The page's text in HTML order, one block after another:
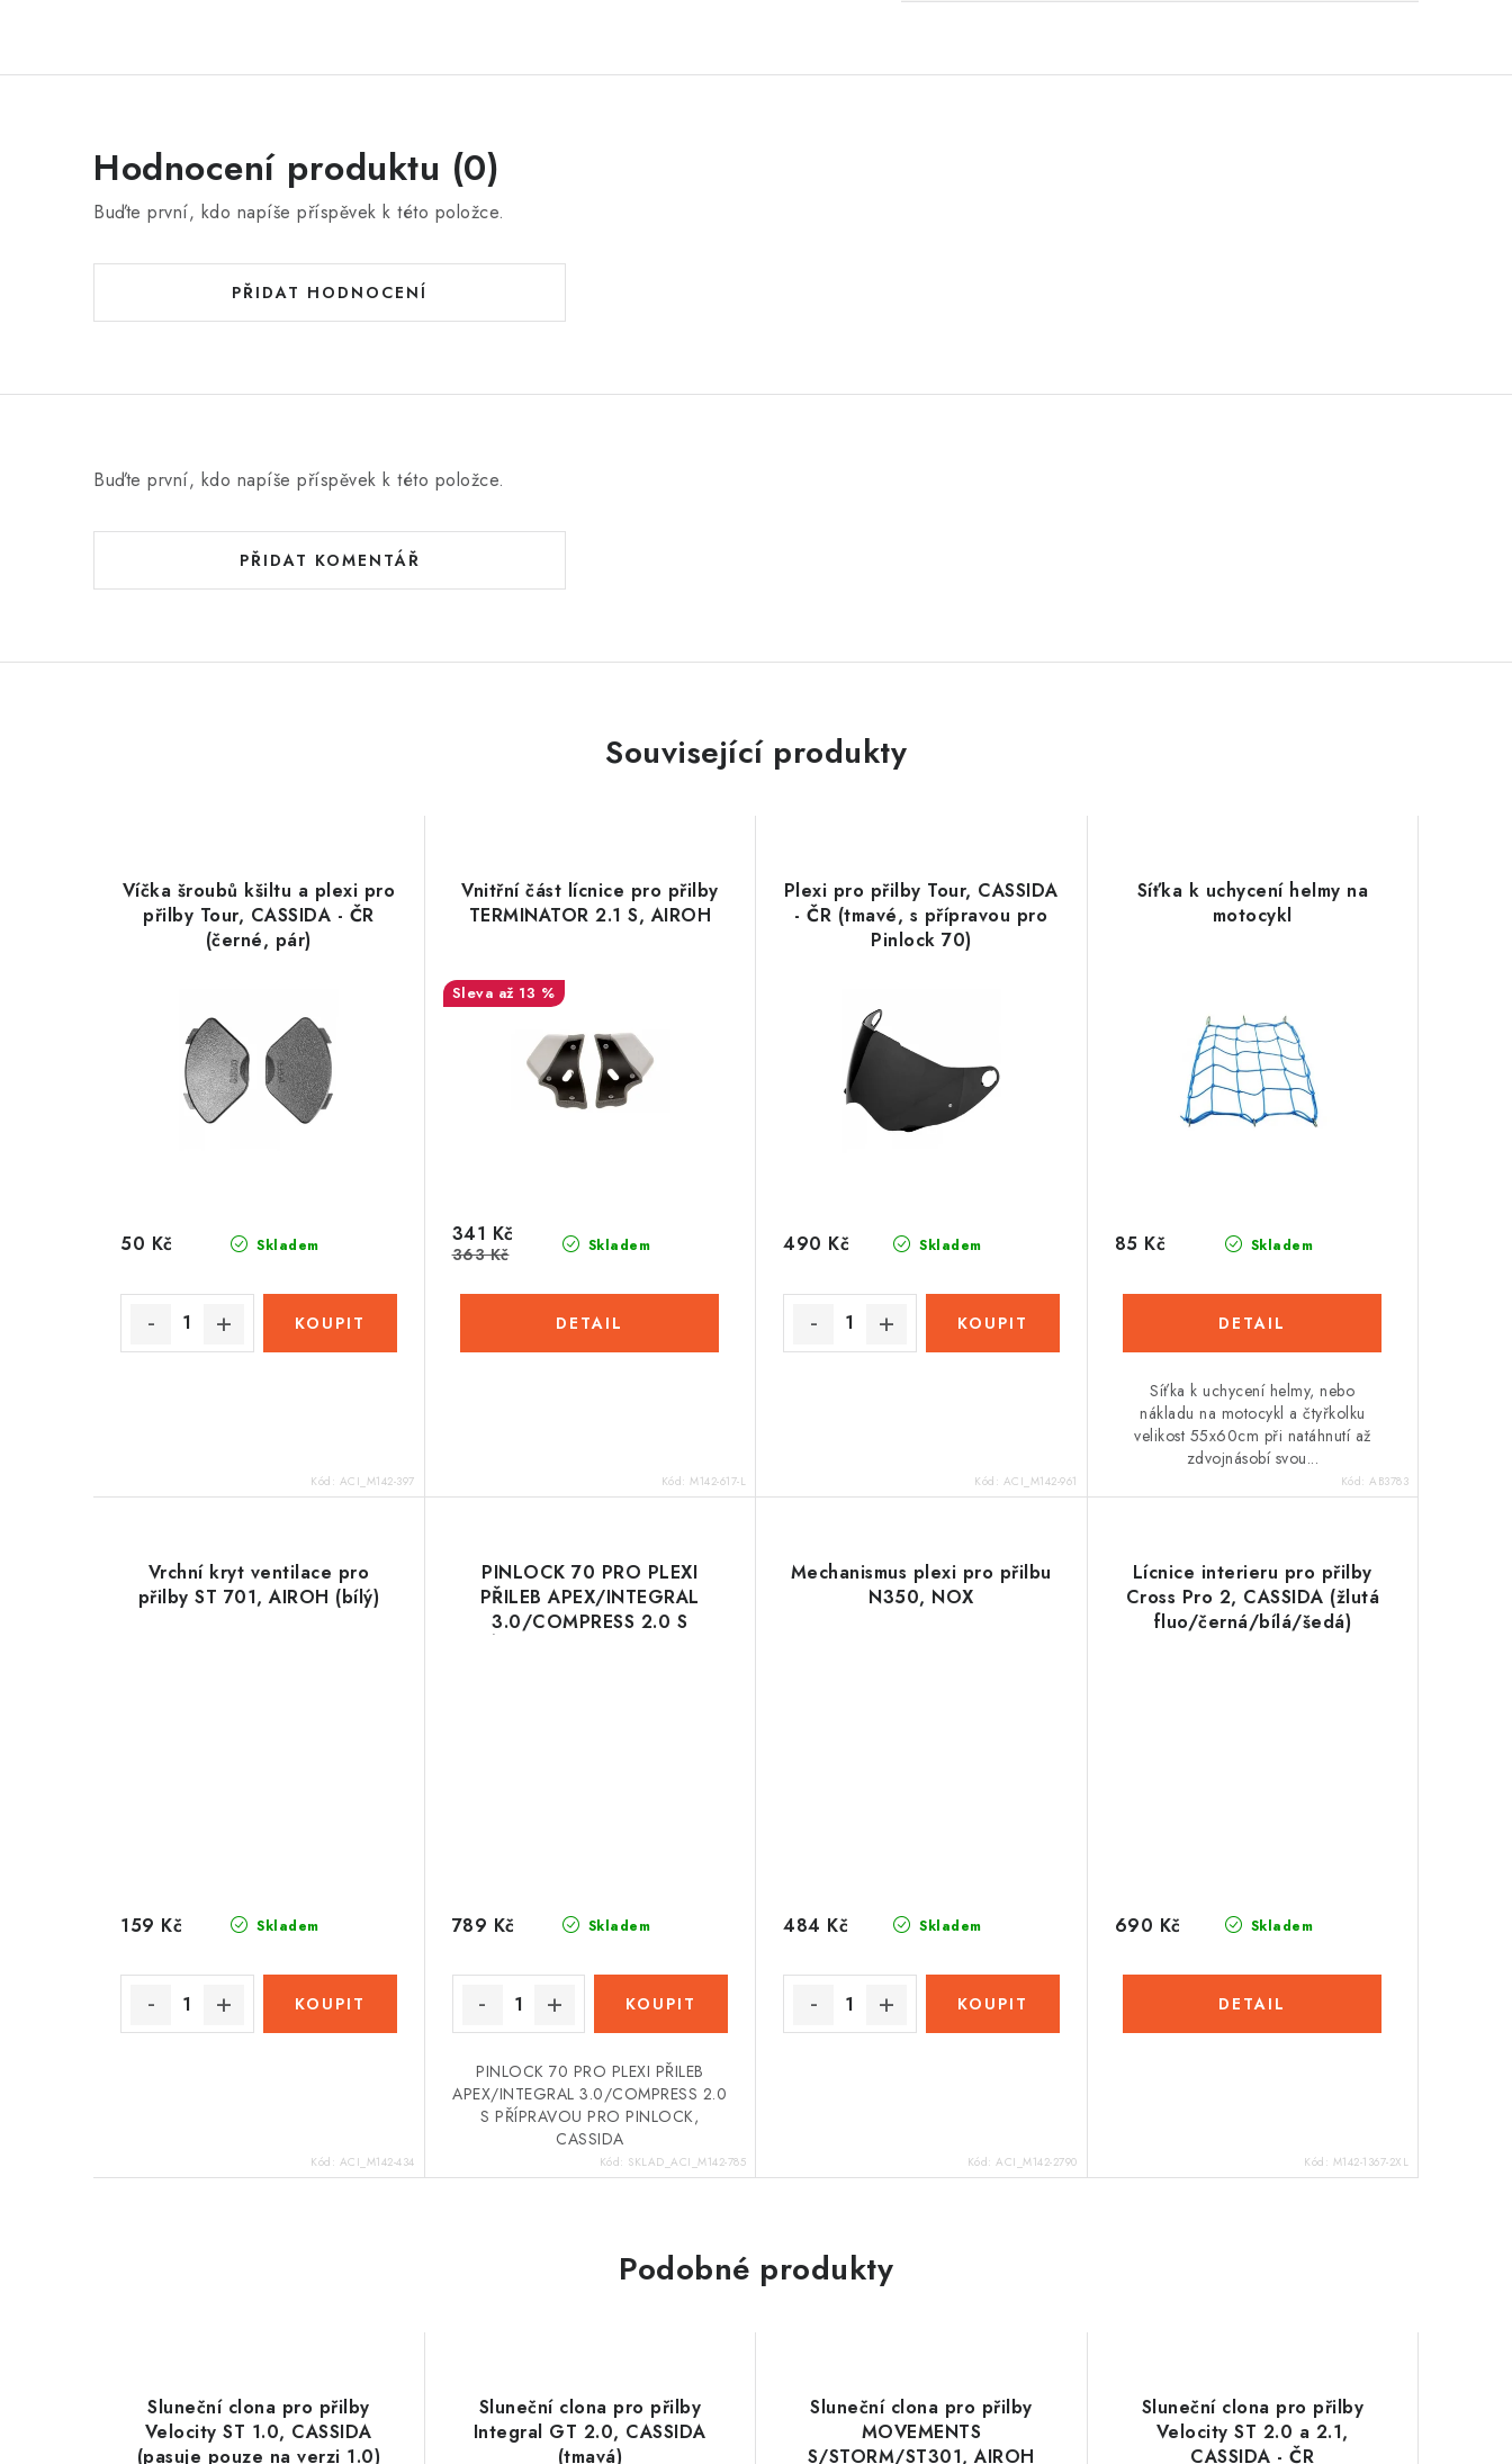
Hodnocení produktu (0)
Buďte první, kdo napíše příspěvek k této položce.
PŘIDAT HODNOCENÍ
Buďte první, kdo napíše příspěvek k této položce.
PŘIDAT KOMENTÁŘ
Související produkty
Víčka šroubů kšiltu a plexi pro
přilby Tour, CASSIDA - ČR
(černé, pár)
Skladem
50 Kč
Kód: ACI_M142-397
Vnitřní část lícnice pro přilby
TERMINATOR 2.1 S, AIROH
až 13 %
Skladem
341 Kč
363 Kč
Kód: M142-617-L
Plexi pro přilby Tour, CASSIDA
- ČR (tmavé, s přípravou pro
Pinlock 70)
Skladem
490 Kč
Kód: ACI_M142-961
Síťka k uchycení helmy na
motocykl
Skladem
85 Kč
Síťka k uchycení helmy, nebo
nákladu na motocykl a čtyřkolku
velikost 55x60cm při natáhnutí až
zdvojnásobí svou...
Kód: AB3783
Vrchní kryt ventilace pro
přilby ST 701, AIROH (bílý)
Skladem
159 Kč
Kód: ACI_M142-434
PINLOCK 70 PRO PLEXI
PŘILEB APEX/INTEGRAL
3.0/COMPRESS 2.0 S
Skladem
789 Kč
PINLOCK 70 PRO PLEXI PŘILEB
APEX/INTEGRAL 3.0/COMPRESS 2.0
S PŘÍPRAVOU PRO PINLOCK,
CASSIDA
Kód: SKLAD_ACI_M142-785
Mechanismus plexi pro přilbu
N350, NOX
Skladem
484 Kč
Kód: ACI_M142-2790
Lícnice interieru pro přilby
Cross Pro 2, CASSIDA (žlutá
fluo/černá/bílá/šedá)
Skladem
690 Kč
Kód: M142-1367-2XL
Podobné produkty
Sluneční clona pro přilby
Velocity ST 1.0, CASSIDA
(pasuje pouze na verzi 1.0)
Sluneční clona pro přilby
Integral GT 2.0, CASSIDA
(tmavá)
Sluneční clona pro přilby
MOVEMENTS
S/STORM/ST301, AIROH
Sluneční clona pro přilby
Velocity ST 2.0 a 2.1,
CASSIDA - ČR